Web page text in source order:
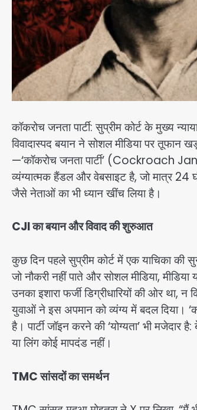
कॉकरोच जनता पार्टी: सुप्रीम कोर्ट के मुख्य
विवादास्पद बयान ने सोशल मीडिया पर
—‘कॉकरोच जनता पार्टी’ (Cockroach
व्यंग्यात्मक हैंडल और वेबसाइट है, जो मात्र
जैसे नेताओं का भी ध्यान खींच लिया है।
CJI का बयान और विवाद की शुरुआत
कुछ दिन पहले सुप्रीम कोर्ट में एक याचिका की
जो नौकरी नहीं पाते और सोशल मीडिया,
उनका इशारा फर्जी डिग्रीधारियों की ओर था,
युवाओं ने इस अपमान को व्यंग्य में बदल दिया।
है। पार्टी जॉइन करने की ‘योग्यता’ भी
या लिंग कोई मापदंड नहीं।
TMC सांसदों का समर्थन